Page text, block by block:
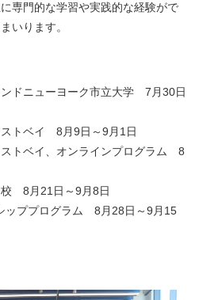
専門的な学習や実践的な経験がで
いります。
ドニューヨーク市立大学 7月30日
トベイ 8月9日～9月1日
トベイ、オンラインプログラム 8
校 8月21日～9月8日
ッププログラム 8月28日～9月15